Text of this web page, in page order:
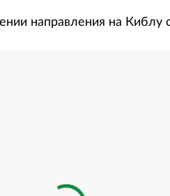
направления на Киблу